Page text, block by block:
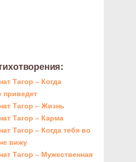
Тагор – Когда
приведет
Тагор – Жизнь
Тагор – Карма
Тагор – Когда тебя во
вижу
Тагор – Мужественная